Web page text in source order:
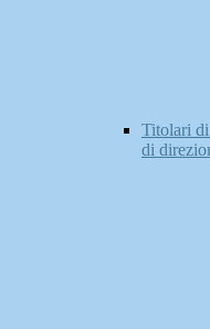
Titolari
di